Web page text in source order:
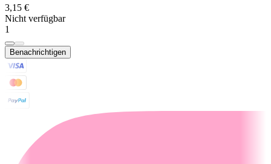
3,15 €
Nicht verfügbar
1
Benachrichtigen